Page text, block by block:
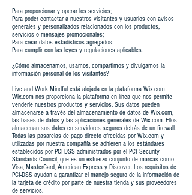
Para proporcionar y operar los servicios;
Para poder contactar a nuestros visitantes y usuarios con avisos
generales y personalizados relacionados con los productos,
servicios o mensajes promocionales;
Para crear datos estadísticos agregados.
Para cumplir con las leyes y regulaciones aplicables.
¿Cómo almacenamos, usamos, compartimos y divulgamos la
información personal de los visitantes?
Live and Work Mindful está alojada en la plataforma Wix.com.
Wix.com nos proporciona la plataforma en línea que nos permite
venderle nuestros productos y servicios. Sus datos pueden
almacenarse a través del almacenamiento de datos de Wix.com,
las bases de datos y las aplicaciones generales de Wix.com. Ellos
almacenan sus datos en servidores seguros detrás de un firewall.
Todas las pasarelas de pago directo ofrecidas por Wix.com y
utilizadas por nuestra compañía se adhieren a los estándares
establecidos por PCI-DSS administrados por el PCI Security
Standards Council, que es un esfuerzo conjunto de marcas como
Visa, MasterCard, American Express y Discover. Los requisitos de
PCI-DSS ayudan a garantizar el manejo seguro de la información de
la tarjeta de crédito por parte de nuestra tienda y sus proveedores
de servicios.